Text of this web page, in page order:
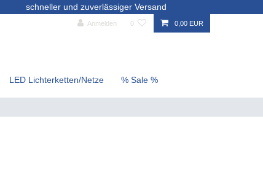
schneller und zuverlässiger Versand
Anmelden 0 0,00 EUR
LED Lichterketten/Netze % Sale %